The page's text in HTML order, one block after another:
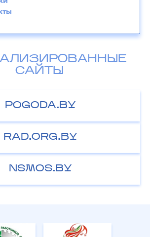
САЙТЫ
POGODA.BY
RAD.ORG.BY
NSMOS.BY